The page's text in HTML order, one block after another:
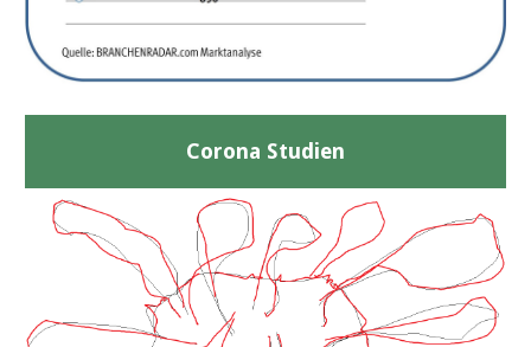
Corona Studien